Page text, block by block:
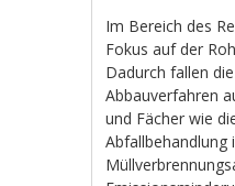
Im Bereich des
Fokus auf der
Dadurch fallen
Abbauverfahren
und Fächer wie
Abfallbehandlung